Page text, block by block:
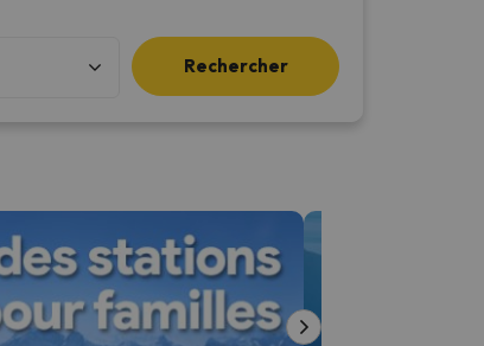
Rechercher